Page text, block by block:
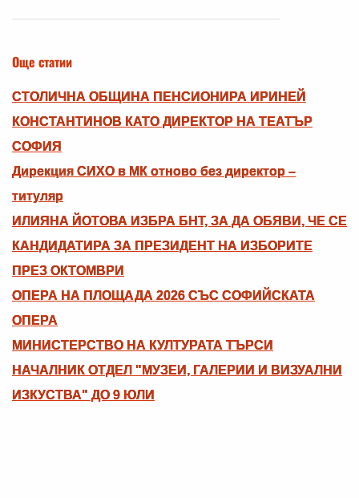
Още статии
СТОЛИЧНА ОБЩИНА ПЕНСИОНИРА ИРИНЕЙ
КОНСТАНТИНОВ КАТО ДИРЕКТОР НА ТЕАТЪР
СОФИЯ
Дирекция СИХО в МК отново без директор –
титуляр
ИЛИЯНА ЙОТОВА ИЗБРА БНТ, ЗА ДА ОБЯВИ, ЧЕ СЕ
КАНДИДАТИРА ЗА ПРЕЗИДЕНТ НА ИЗБОРИТЕ
ПРЕЗ ОКТОМВРИ
ОПЕРА НА ПЛОЩАДА 2026 СЪС СОФИЙСКАТА
ОПЕРА
МИНИСТЕРСТВО НА КУЛТУРАТА ТЪРСИ
НАЧАЛНИК ОТДЕЛ "МУЗЕИ, ГАЛЕРИИ И ВИЗУАЛНИ
ИЗКУСТВА" ДО 9 ЮЛИ